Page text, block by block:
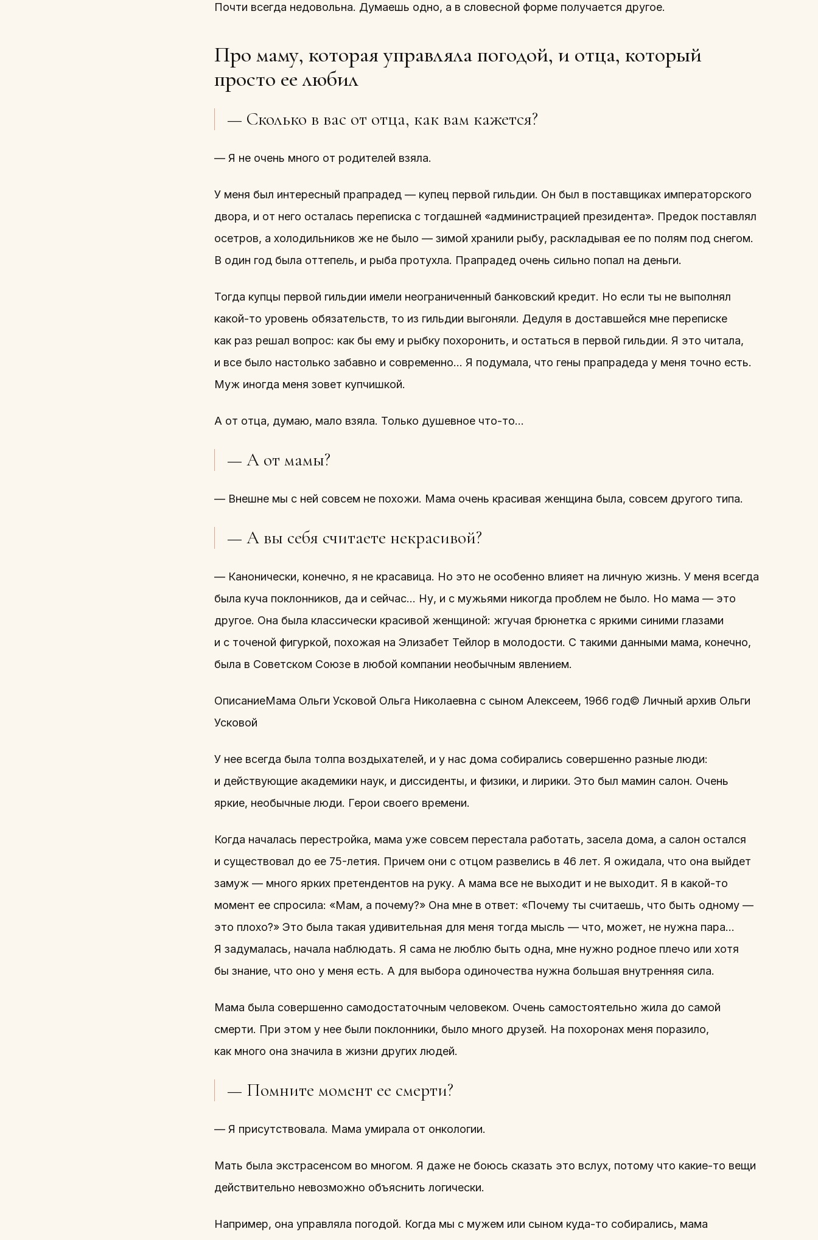
Почти всегда недовольна. Думаешь одно, а в словесной форме получается другое.
Про маму, которая управляла погодой, и отца, который
просто ее любил
— Сколько в вас от отца, как вам кажется?
— Я не очень много от родителей взяла.
У меня был интересный прапрадед — купец первой гильдии. Он был в поставщиках императорского
двора, и от него осталась переписка с тогдашней «администрацией президента». Предок поставлял
осетров, а холодильников же не было — зимой хранили рыбу, раскладывая ее по полям под снегом.
В один год была оттепель, и рыба протухла. Прапрадед очень сильно попал на деньги.
Тогда купцы первой гильдии имели неограниченный банковский кредит. Но если ты не выполнял
какой-то уровень обязательств, то из гильдии выгоняли. Дедуля в доставшейся мне переписке
как раз решал вопрос: как бы ему и рыбку похоронить, и остаться в первой гильдии. Я это читала,
и все было настолько забавно и современно… Я подумала, что гены прапрадеда у меня точно есть.
Муж иногда меня зовет купчишкой.
А от отца, думаю, мало взяла. Только душевное что-то…
— А от мамы?
— Внешне мы с ней совсем не похожи. Мама очень красивая женщина была, совсем другого типа.
— А вы себя считаете некрасивой?
— Канонически, конечно, я не красавица. Но это не особенно влияет на личную жизнь. У меня всегда
была куча поклонников, да и сейчас… Ну, и с мужьями никогда проблем не было. Но мама — это
другое. Она была классически красивой женщиной: жгучая брюнетка с яркими синими глазами
и с точеной фигуркой, похожая на Элизабет Тейлор в молодости. С такими данными мама, конечно,
была в Советском Союзе в любой компании необычным явлением.
ОписаниеМама Ольги Усковой Ольга Николаевна с сыном Алексеем, 1966 год© Личный архив Ольги
Усковой
У нее всегда была толпа воздыхателей, и у нас дома собирались совершенно разные люди:
и действующие академики наук, и диссиденты, и физики, и лирики. Это был мамин салон. Очень
яркие, необычные люди. Герои своего времени.
Когда началась перестройка, мама уже совсем перестала работать, засела дома, а салон остался
и существовал до ее 75-летия. Причем они с отцом развелись в 46 лет. Я ожидала, что она выйдет
замуж — много ярких претендентов на руку. А мама все не выходит и не выходит. Я в какой-то
момент ее спросила: «Мам, а почему?» Она мне в ответ: «Почему ты считаешь, что быть одному —
это плохо?» Это была такая удивительная для меня тогда мысль — что, может, не нужна пара…
Я задумалась, начала наблюдать. Я сама не люблю быть одна, мне нужно родное плечо или хотя
бы знание, что оно у меня есть. А для выбора одиночества нужна большая внутренняя сила.
Мама была совершенно самодостаточным человеком. Очень самостоятельно жила до самой
смерти. При этом у нее были поклонники, было много друзей. На похоронах меня поразило,
как много она значила в жизни других людей.
— Помните момент ее смерти?
— Я присутствовала. Мама умирала от онкологии.
Мать была экстрасенсом во многом. Я даже не боюсь сказать это вслух, потому что какие-то вещи
действительно невозможно объяснить логически.
Например, она управляла погодой. Когда мы с мужем или сыном куда-то собирались, мама